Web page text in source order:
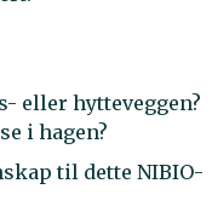
eller hytteveggen?
i hagen?
til dette NIBIO-